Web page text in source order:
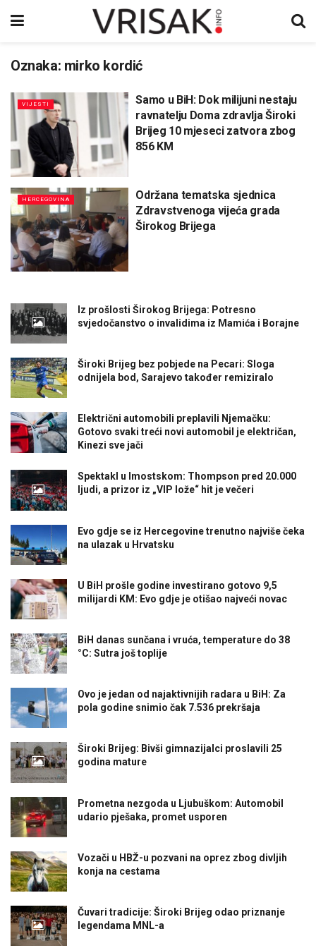
Oznaka: mirko kordić
VIJESTI
Samo u BiH: Dok milijuni nestaju
ravnatelju Doma zdravlja Široki
Brijeg 10 mjeseci zatvora zbog
856 KM
HERCEGOVINA
Održana tematska sjednica
Zdravstvenoga vijeća grada
Širokog Brijega
Iz prošlosti Širokog Brijega: Potresno
svjedočanstvo o invalidima iz Mamića i Borajne
Široki Brijeg bez pobjede na Pecari: Sloga
odnijela bod, Sarajevo također remiziralo
Električni automobili preplavili Njemačku:
Gotovo svaki treći novi automobil je električan,
Kinezi sve jači
Spektakl u Imostskom: Thompson pred 20.000
ljudi, a prizor iz „VIP lože“ hit je večeri
Evo gdje se iz Hercegovine trenutno najviše čeka
na ulazak u Hrvatsku
U BiH prošle godine investirano gotovo 9,5
milijardi KM: Evo gdje je otišao najveći novac
BiH danas sunčana i vruća, temperature do 38
°C: Sutra još toplije
Ovo je jedan od najaktivnijih radara u BiH: Za
pola godine snimio čak 7.536 prekršaja
Široki Brijeg: Bivši gimnazijalci proslavili 25
godina mature
Prometna nezgoda u Ljubuškom: Automobil
udario pješaka, promet usporen
Vozači u HBŽ-u pozvani na oprez zbog divljih
konja na cestama
Čuvari tradicije: Široki Brijeg odao priznanje
legendama MNL-a